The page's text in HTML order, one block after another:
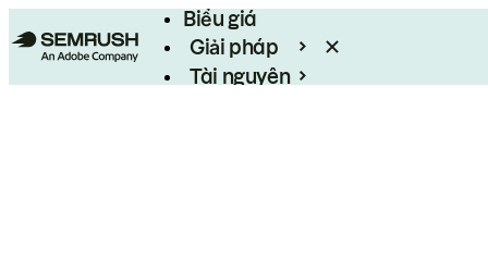
Biểu giá
Giải pháp
Tài nguyên